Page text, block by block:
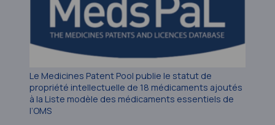
Le Medicines Patent Pool publie le statut de
propriété intellectuelle de 18 médicaments ajoutés
à la Liste modèle des médicaments essentiels de
l’OMS